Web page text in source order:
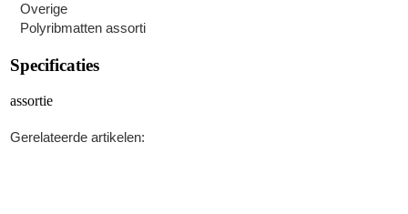
Overige
Polyribmatten assorti
Specificaties
assortie
Gerelateerde artikelen: